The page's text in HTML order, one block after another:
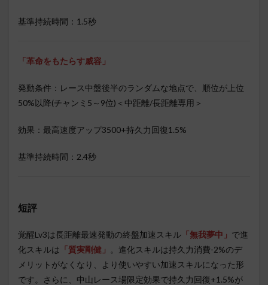
基準持続時間：1.5秒
「革命をもたらす威容 」
発動条件：レース中盤後半のランダムな地点で、順位が上位
50%以降(チャンミ5～9位)＜中距離/長距離専用＞
効果：最高速度アップ3500+持久力回復1.5%
基準持続時間：2.4秒
短評
覚醒Lv3は長距離最速発動の終盤加速スキル 「無我夢中」 で進
化スキルは 「質実剛健」 。進化スキルは持久力消費-2%のデ
メリットがなくなり、より使いやすい加速スキルになった形
です。さらに、中山レース場限定効果で持久力回復+1.5%が